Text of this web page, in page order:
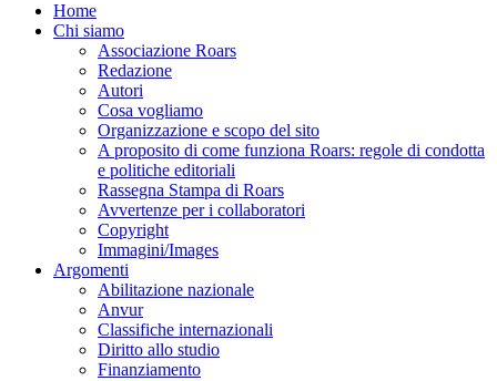
Home
Chi siamo
Associazione Roars
Redazione
Autori
Cosa vogliamo
Organizzazione e scopo del sito
A proposito di come funziona Roars: regole di condotta
e politiche editoriali
Rassegna Stampa di Roars
Avvertenze per i collaboratori
Copyright
Immagini/Images
Argomenti
Abilitazione nazionale
Anvur
Classifiche internazionali
Diritto allo studio
Finanziamento